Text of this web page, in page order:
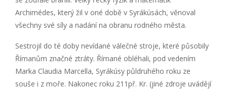
Archimédes, který žil v oné době v Syrákúsách, věnoval
všechny své síly a nadání na obranu rodného města.
Sestrojil do té doby nevídané válečné stroje, které působily
Římanům značné ztráty. Římané obléhali, pod vedením
Marka Claudia Marcella, Syrákúsy půldruhého roku ze
souše i z moře. Nakonec roku 211př. Kr. (jiné zdroje uvádějí